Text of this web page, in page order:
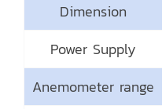
Dimension
Power Supply
Anemometer range